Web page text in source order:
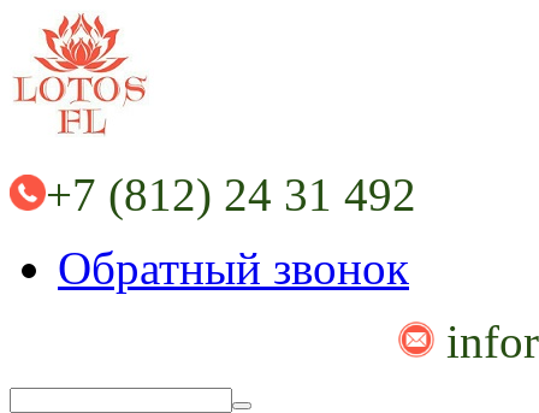
+7 (812) 24 31 492
Обратный звонок